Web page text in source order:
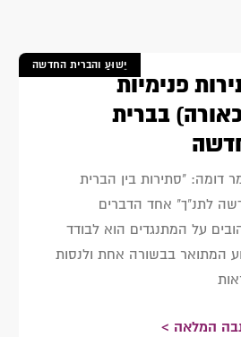
יֵשׁוּעַ והברית החדשה
פנימיות
בברית
דומה: "סתירות בין הברית
לתנ"ך" אחד הדברים
על המתנגדים הוא לבודד
המתואר בבשורה אחת ולנסות
המלאה >